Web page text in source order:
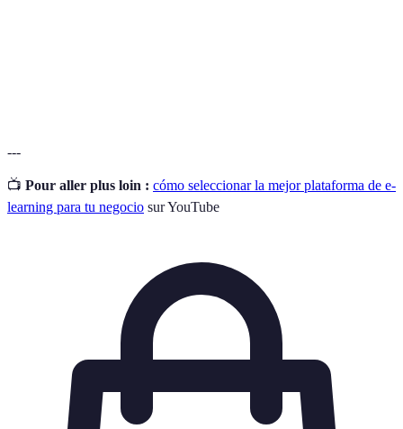
---
📺 Pour aller plus loin : cómo seleccionar la mejor plataforma de e-
learning para tu negocio sur YouTube